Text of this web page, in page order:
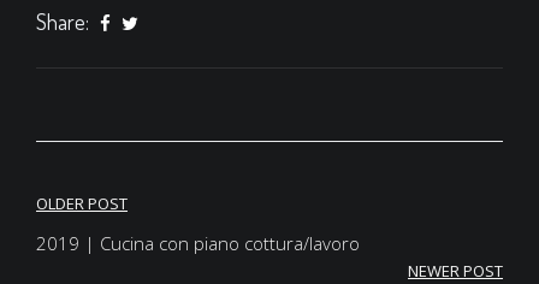
Share:
Navigazione
OLDER POST
2019 | Cucina con piano cottura/lavoro
NEWER POST